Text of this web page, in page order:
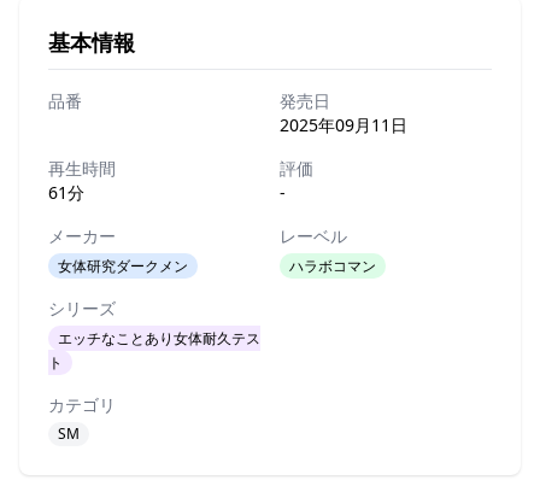
基本情報
品番
発売日
2025年09月11日
再生時間
61分
評価
-
メーカー
女体研究ダークメン
レーベル
ハラボコマン
シリーズ
エッチなことあり女体耐久テス
ト
カテゴリ
SM